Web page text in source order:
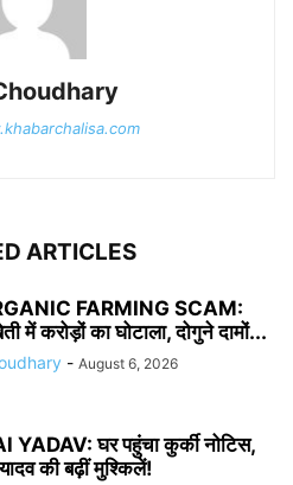
ARTICLES
FARMING SCAM:
में करोड़ों का घोटाला, दोगुने दामों...
- August 6, 2026
YADAV: घर पहुंचा कुर्की नोटिस,
की बढ़ीं मुश्किलें!